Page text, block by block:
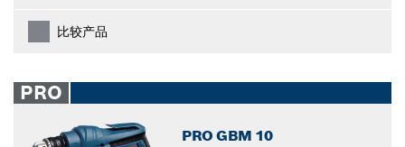
比较产品
PRO
PRO GBM 10